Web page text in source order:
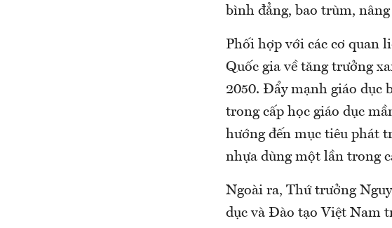
bình đẳng, bao trùm,
Phối hợp với các cơ quan
Quốc gia về tăng trưởng
2050. Đẩy mạnh giáo dục
trong cấp học giáo dục
hướng đến mục tiêu phát
nhựa dùng một lần trong
Ngoài ra, Thứ trưởng
dục và Đào tạo Việt Nam